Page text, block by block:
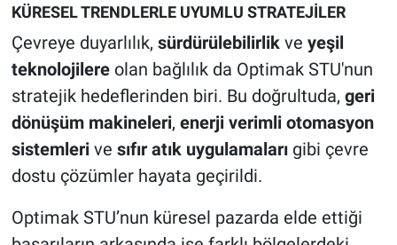
KÜRESEL TRENDLERLE UYUMLU STRATEJİLER
Çevreye duyarlılık, sürdürülebilirlikve yeşil
teknolojilereolan bağlılık da Optimak STU'nun
stratejik hedeflerinden biri. Bu doğrultuda, geri
dönüşüm makineleri, enerji verimli otomasyon
sistemlerive sıfır atık uygulamalarıgibi çevre
dostu çözümler hayata geçirildi.
Optimak STU’nun küresel pazarda elde ettiği